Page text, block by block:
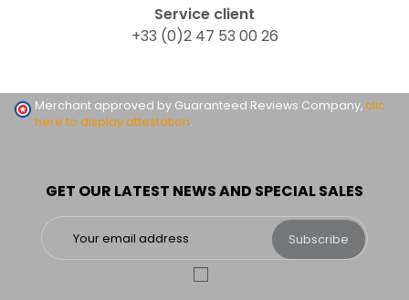
Service client
+33 (0)2 47 53 00 26
GET OUR LATEST NEWS AND SPECIAL SALES
Subscribe
Merchant approved by Guaranteed Reviews Company,clic
here to display attestation.